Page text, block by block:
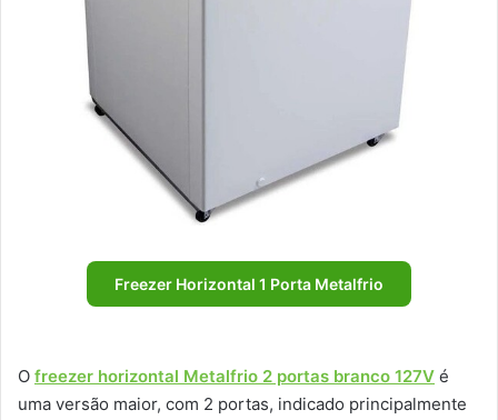
Freezer Horizontal 1 Porta Metalfrio
O freezer horizontal Metalfrio 2 portas branco 127V é
uma versão maior, com 2 portas, indicado principalmente